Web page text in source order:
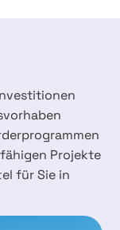
Projekte
für Sie in